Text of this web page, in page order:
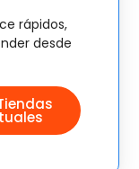
rápidos,
desde